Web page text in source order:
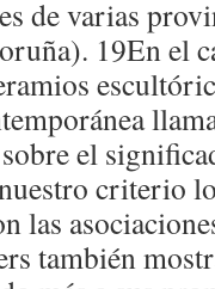
de varias
19En el
el
criterio
las
también